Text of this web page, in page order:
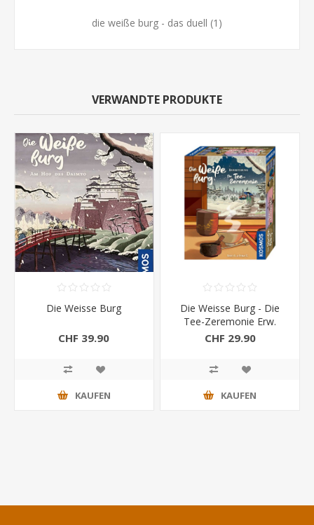
die weiße burg - das duell (1)
VERWANDTE PRODUKTE
Die Weisse Burg
CHF 39.90
KAUFEN
Die Weisse Burg - Die
Tee-Zeremonie Erw.
CHF 29.90
KAUFEN